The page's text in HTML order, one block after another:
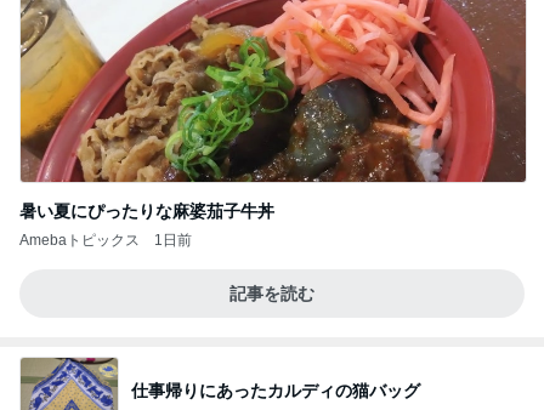
暑い夏にぴったりな麻婆茄子牛丼
Amebaトピックス 1日前
記事を読む
仕事帰りにあったカルディの猫バッグ